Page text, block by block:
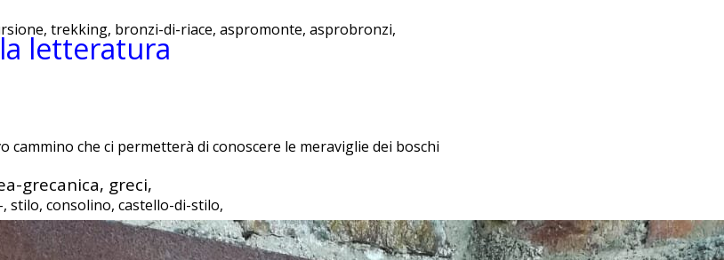
trekking, bronzi-di-riace, aspromonte, asprobronzi,
cammino che ci permetterà di conoscere le meraviglie dei boschi
stilo, consolino, castello-di-stilo,
letteratura
grecanica, greci,